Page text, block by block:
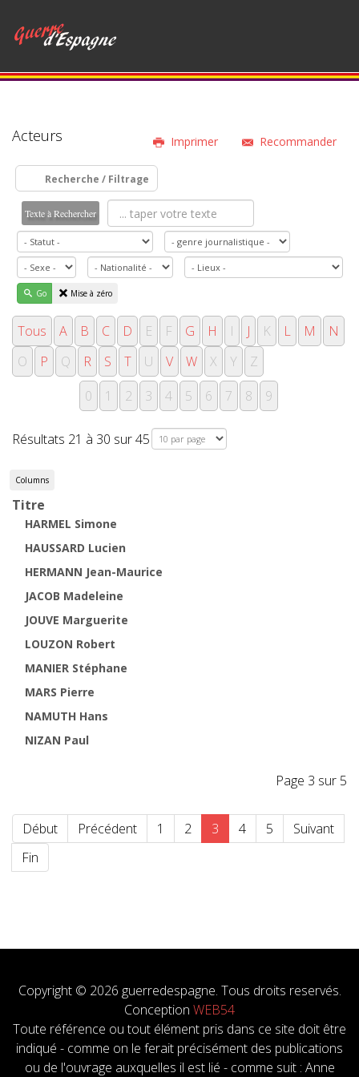
Imprimer Recommander
Acteurs
Recherche / Filtrage
Texte à Rechercher
Go Mise à zéro
Tous A B C D E F G H I J K L M
N
O
P Q R S T U V W X Y
Z
0
1 2 3 4 5 6 7 8 9
Résultats 21 à 30 sur 45
Titre
HARMEL Simone
HAUSSARD Lucien
HERMANN Jean-Maurice
JACOB Madeleine
JOUVE Marguerite
LOUZON Robert
MANIER Stéphane
MARS Pierre
NAMUTH Hans
NIZAN Paul
Page 3 sur 5
Début Précédent 1 2 3 4 5
Suivant
Fin
Copyright © 2026 guerredespagne. Tous droits reservés.
Conception WEB54
Toute référence ou tout élément pris dans ce site doit être
indiqué - comme on le ferait précisément des publications
ou de l'ouvrage auxquelles il est lié - comme suit : Anne